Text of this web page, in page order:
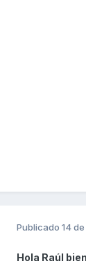
Publicado 14
Hola Raúl